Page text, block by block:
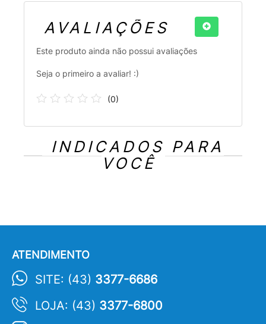
AVALIAÇÕES
Este produto ainda não possui avaliações
Seja o primeiro a avaliar! :)
(0)
INDICADOS PARA
VOCÊ
ATENDIMENTO
SITE: (43) 3377-6686
LOJA: (43) 3377-6800